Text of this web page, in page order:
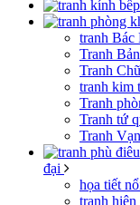
tranh Bác
Tranh
Tranh
tranh kim
Tranh
Tranh tứ
Tranh
đại
họa tiết
tranh hiện